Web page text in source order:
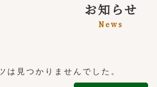
お知らせ
News
は見つかりませんでした。